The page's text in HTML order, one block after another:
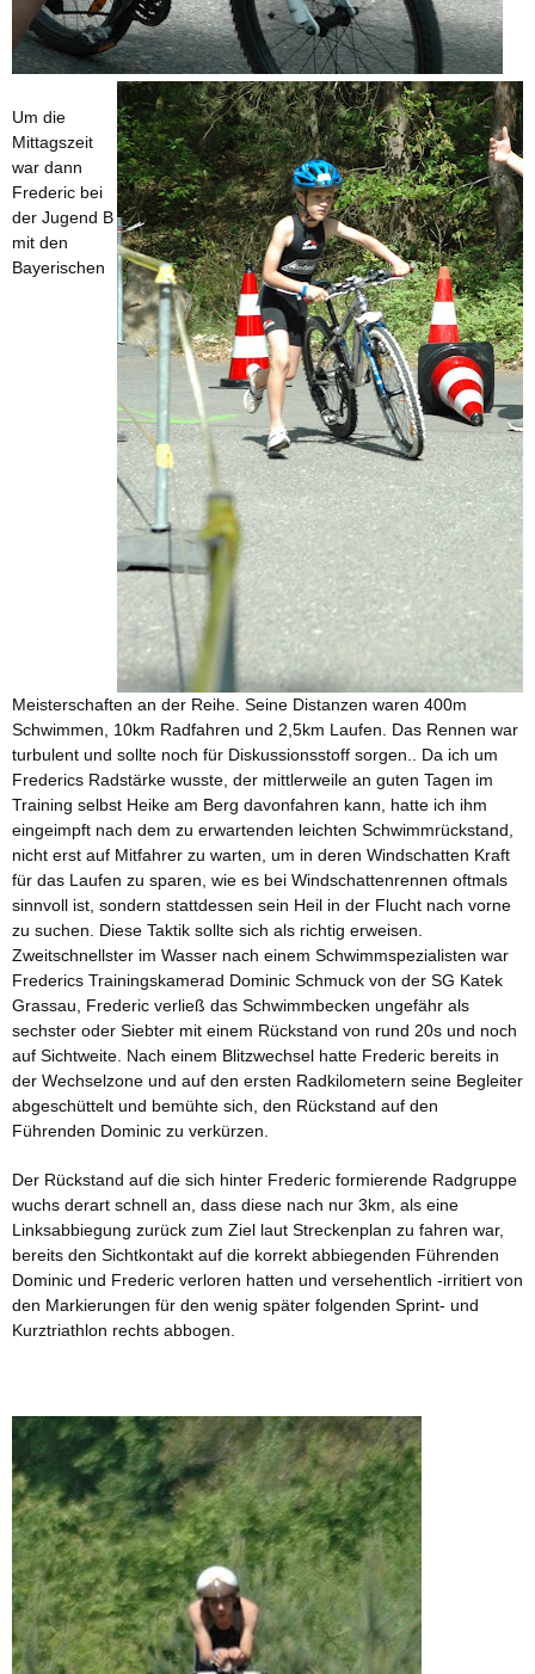
Um die
Mittagszeit
war dann
Frederic bei
der Jugend B
mit den
Bayerischen
Meisterschaften an der Reihe. Seine Distanzen waren 400m
Schwimmen, 10km Radfahren und 2,5km Laufen. Das Rennen war
turbulent und sollte noch für Diskussionsstoff sorgen.. Da ich um
Frederics Radstärke wusste, der mittlerweile an guten Tagen im
Training selbst Heike am Berg davonfahren kann, hatte ich ihm
eingeimpft nach dem zu erwartenden leichten Schwimmrückstand,
nicht erst auf Mitfahrer zu warten, um in deren Windschatten Kraft
für das Laufen zu sparen, wie es bei Windschattenrennen oftmals
sinnvoll ist, sondern stattdessen sein Heil in der Flucht nach vorne
zu suchen. Diese Taktik sollte sich als richtig erweisen.
Zweitschnellster im Wasser nach einem Schwimmspezialisten war
Frederics Trainingskamerad Dominic Schmuck von der SG Katek
Grassau, Frederic verließ das Schwimmbecken ungefähr als
sechster oder Siebter mit einem Rückstand von rund 20s und noch
auf Sichtweite. Nach einem Blitzwechsel hatte Frederic bereits in
der Wechselzone und auf den ersten Radkilometern seine Begleiter
abgeschüttelt und bemühte sich, den Rückstand auf den
Führenden Dominic zu verkürzen.
Der Rückstand auf die sich hinter Frederic formierende Radgruppe
wuchs derart schnell an, dass diese nach nur 3km, als eine
Linksabbiegung zurück zum Ziel laut Streckenplan zu fahren war,
bereits den Sichtkontakt auf die korrekt abbiegenden Führenden
Dominic und Frederic verloren hatten und versehentlich -irritiert von
den Markierungen für den wenig später folgenden Sprint- und
Kurztriathlon rechts abbogen.